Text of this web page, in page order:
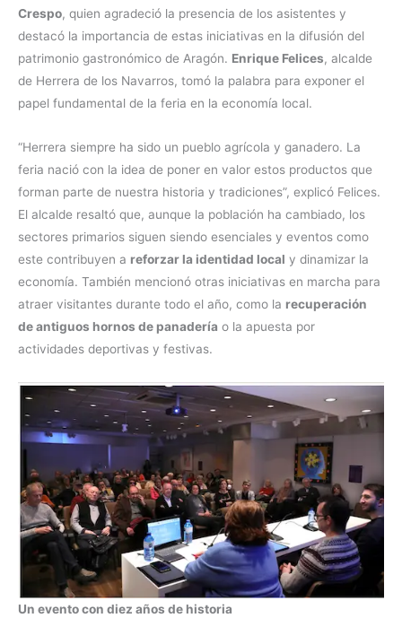
Crespo, quien agradeció la presencia de los asistentes y
destacó la importancia de estas iniciativas en la difusión del
patrimonio gastronómico de Aragón. Enrique Felices, alcalde
de Herrera de los Navarros, tomó la palabra para exponer el
papel fundamental de la feria en la economía local.
“Herrera siempre ha sido un pueblo agrícola y ganadero. La
feria nació con la idea de poner en valor estos productos que
forman parte de nuestra historia y tradiciones”, explicó Felices.
El alcalde resaltó que, aunque la población ha cambiado, los
sectores primarios siguen siendo esenciales y eventos como
este contribuyen a reforzar la identidad local y dinamizar la
economía. También mencionó otras iniciativas en marcha para
atraer visitantes durante todo el año, como la recuperación
de antiguos hornos de panadería o la apuesta por
actividades deportivas y festivas.
Un evento con diez años de historia